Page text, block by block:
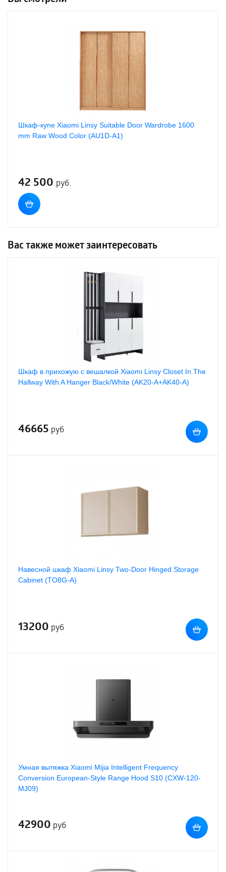
Шкаф-купе Xiaomi Linsy Suitable Door Wardrobe 1600
mm Raw Wood Color (AU1D-A1)
42 500 руб.
Вас также может заинтересовать
Шкаф в прихожую с вешалкой Xiaomi Linsy Closet In The
Hallway With A Hanger Black/White (AK20-A+AK40-A)
46665 руб
Навесной шкаф Xiaomi Linsy Two-Door Hinged Storage
Cabinet (TO8G-A)
13200 руб
Умная вытяжка Xiaomi Mijia Intelligent Frequency
Conversion European-Style Range Hood S10 (CXW-120-
MJ09)
42900 руб